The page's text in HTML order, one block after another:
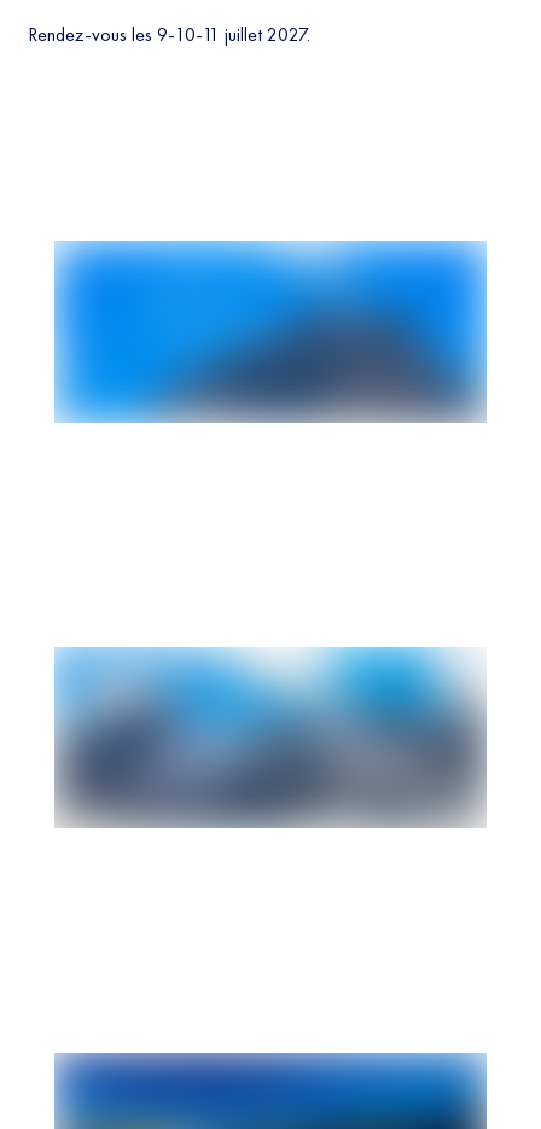
Rendez-vous les 9-10-11 juillet 2027.
Vos photos 100M + 100K
Téléchargez vos photos de votre X-Alpine ou X-
MES PHOTOS
Téléchargez vos photos personnelles pour le